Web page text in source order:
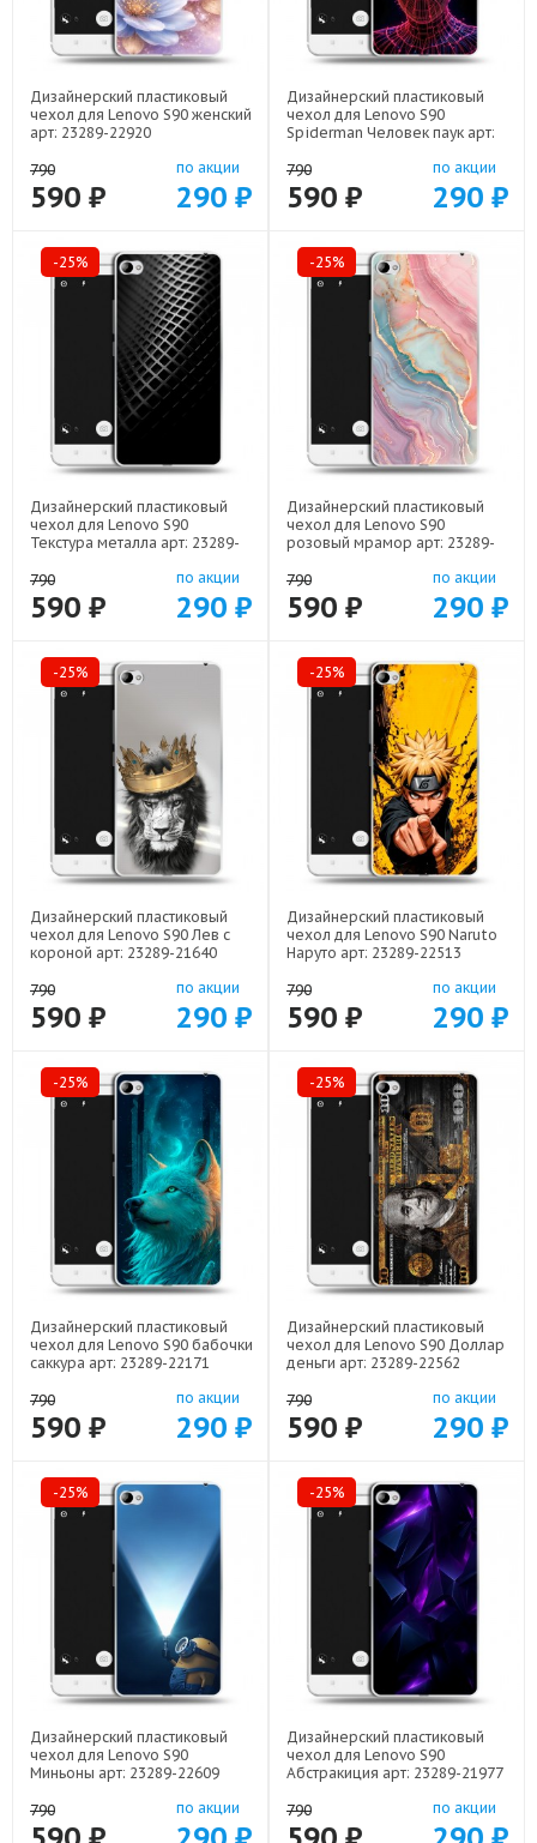
Дизайнерский пластиковый
чехол для Lenovo S90 женский
арт: 23289-22920
790
590 ₽
по акции
290 ₽
Дизайнерский пластиковый
чехол для Lenovo S90
Spiderman Человек паук арт:
790
590 ₽
по акции
290 ₽
-25%
Дизайнерский пластиковый
чехол для Lenovo S90
Текстура металла арт: 23289-
790
590 ₽
по акции
290 ₽
-25%
Дизайнерский пластиковый
чехол для Lenovo S90
розовый мрамор арт: 23289-
790
590 ₽
по акции
290 ₽
-25%
Дизайнерский пластиковый
чехол для Lenovo S90 Лев с
короной арт: 23289-21640
790
590 ₽
по акции
290 ₽
-25%
Дизайнерский пластиковый
чехол для Lenovo S90 Naruto
Наруто арт: 23289-22513
790
590 ₽
по акции
290 ₽
-25%
Дизайнерский пластиковый
чехол для Lenovo S90 бабочки
саккура арт: 23289-22171
790
590 ₽
по акции
290 ₽
-25%
Дизайнерский пластиковый
чехол для Lenovo S90 Доллар
деньги арт: 23289-22562
790
590 ₽
по акции
290 ₽
-25%
Дизайнерский пластиковый
чехол для Lenovo S90
Миньоны арт: 23289-22609
790 по акции
-25%
Дизайнерский пластиковый
чехол для Lenovo S90
Абстракиция арт: 23289-21977
790 по акции